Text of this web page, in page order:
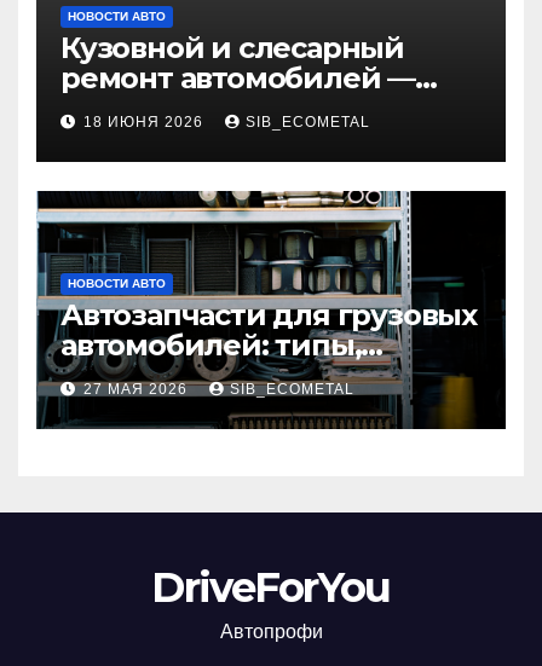
НОВОСТИ АВТО
Кузовной и слесарный
ремонт автомобилей —
наличие оригинальных
запчастей и типичные
сроки выполнения работ
18 ИЮНЯ 2026 SIB_ECOMETAL
НОВОСТИ АВТО
Автозапчасти для грузовых
автомобилей: типы,
совместимость и критерии
подбора
27 МАЯ 2026 SIB_ECOMETAL
DriveForYou
Автопрофи